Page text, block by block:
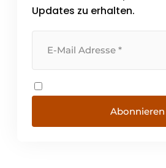
Updates zu erhalten.
Abonnieren